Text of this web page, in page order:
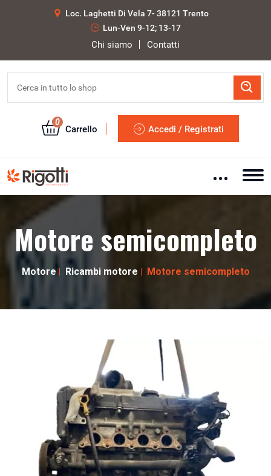
Loc. Laghetti Di Vela 7- 38121 Trento
Lun-Ven 9-12; 13-17
Chi siamo Contatti
0
Carrello Accedi / Registrati
Motore semicompleto
Motore Ricambi motore Motore semicompleto